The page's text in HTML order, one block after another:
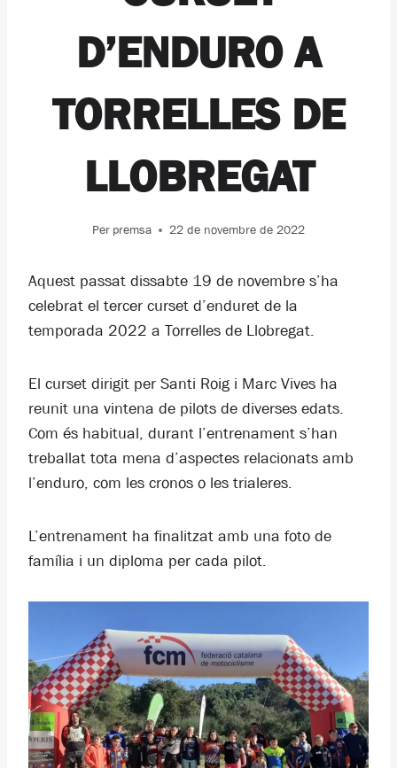
D’ENDURO A
TORRELLES DE
LLOBREGAT
Per premsa 22 de novembre de 2022
Aquest passat dissabte 19 de novembre s’ha
celebrat el tercer curset d’enduret de la
temporada 2022 a Torrelles de Llobregat.
El curset dirigit per Santi Roig i Marc Vives ha
reunit una vintena de pilots de diverses edats.
Com és habitual, durant l’entrenament s’han
treballat tota mena d’aspectes relacionats amb
l’enduro, com les cronos o les trialeres.
L’entrenament ha finalitzat amb una foto de
família i un diploma per cada pilot.